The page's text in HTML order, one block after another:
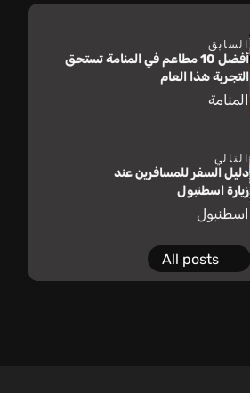
السابق
أفضل 10 مطاعم في المنامة تستحق
التجربة هذا العام
المنامة
التالي
دليل السفر للمسافرين عند
زيارة اسطنبول
اسطنبول
All posts